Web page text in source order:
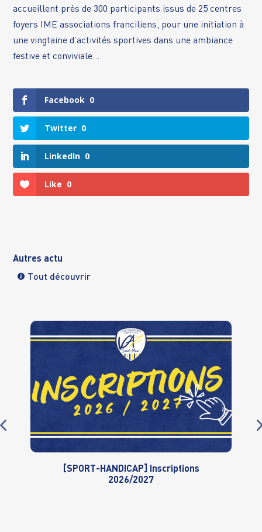
accueillent près de 300 participants issus de 25 centres
foyers IME associations franciliens, pour une initiation à
une vingtaine d’activités sportives dans une ambiance
festive et conviviale…
Facebook 0
Twitter 0
LinkedIn 0
Like 0
Autres actu
Tout découvrir
[SPORT-HANDICAP] Inscriptions
2026/2027